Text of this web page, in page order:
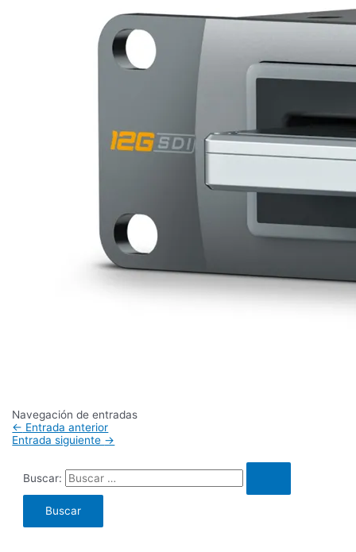
Navegación de entradas
← Entrada anterior
Entrada siguiente →
Buscar: